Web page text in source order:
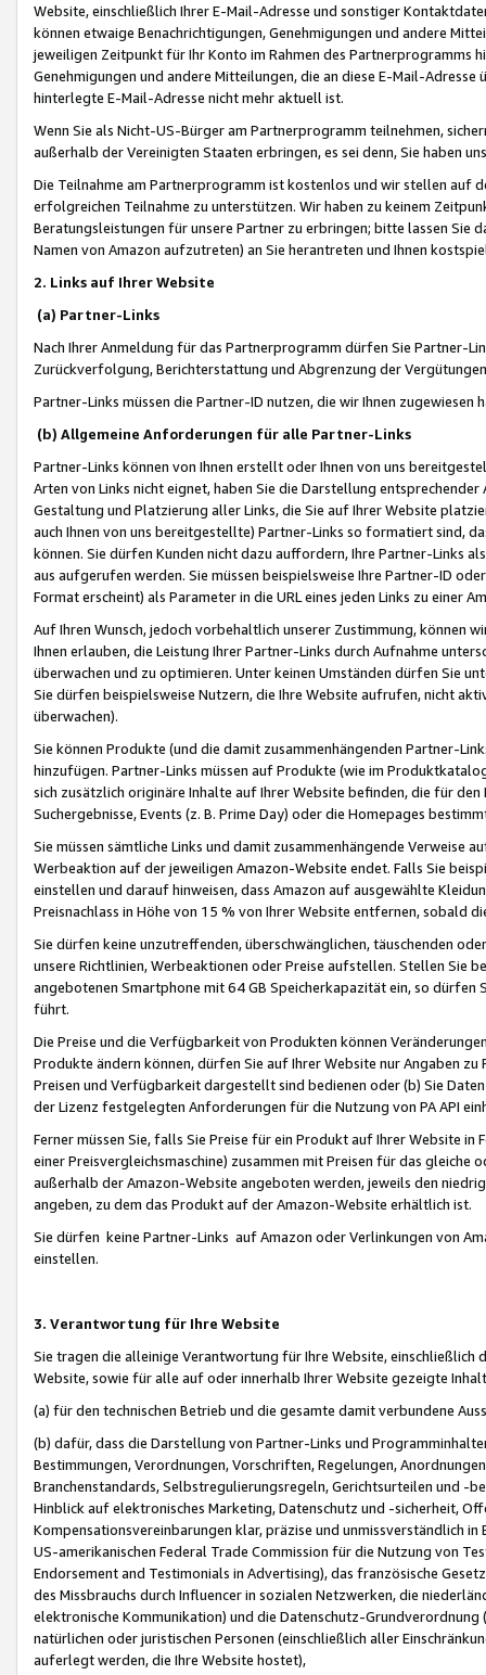
Website, einschließlich Ihrer E-Mail-Adresse und sonstiger
können etwaige Benachrichtigungen, Genehmigungen und andere
jeweiligen Zeitpunkt für Ihr Konto im Rahmen des Partnerprogramms
Genehmigungen und andere Mitteilungen, die an diese E-Mail-
hinterlegte E-Mail-Adresse nicht mehr aktuell ist.
Wenn Sie als Nicht-US-Bürger am Partnerprogramm teilnehmen,
außerhalb der Vereinigten Staaten erbringen, es sei denn, Sie haben
Die Teilnahme am Partnerprogramm ist kostenlos und wir stellen auf
erfolgreichen Teilnahme zu unterstützen. Wir haben zu keinem
Beratungsleistungen für unsere Partner zu erbringen; bitte lassen Sie
Namen von Amazon aufzutreten) an Sie herantreten und Ihnen
2. Links auf Ihrer Website
(a) Partner-Links
Nach Ihrer Anmeldung für das Partnerprogramm dürfen Sie Partner-
Zurückverfolgung, Berichterstattung und Abgrenzung der
Partner-Links müssen die Partner-ID nutzen, die wir Ihnen zugewiesen
(b) Allgemeine Anforderungen für alle Partner-Links
Partner-Links können von Ihnen erstellt oder Ihnen von uns
Arten von Links nicht eignet, haben Sie die Darstellung
Gestaltung und Platzierung aller Links, die Sie auf Ihrer Website
auch Ihnen von uns bereitgestellte) Partner-Links so formatiert sind,
können. Sie dürfen Kunden nicht dazu auffordern, Ihre Partner-Links
aus aufgerufen werden. Sie müssen beispielsweise Ihre Partner-ID
Format erscheint) als Parameter in die URL eines jeden Links zu einer
Auf Ihren Wunsch, jedoch vorbehaltlich unserer Zustimmung, können
Ihnen erlauben, die Leistung Ihrer Partner-Links durch Aufnahme
überwachen und zu optimieren. Unter keinen Umständen dürfen Sie
Sie dürfen beispielsweise Nutzern, die Ihre Website aufrufen, nicht
überwachen).
Sie können Produkte (und die damit zusammenhängenden Partner-
hinzufügen. Partner-Links müssen auf Produkte (wie im
sich zusätzlich originäre Inhalte auf Ihrer Website befinden, die für
Suchergebnisse, Events (z. B. Prime Day) oder die Homepages
Sie müssen sämtliche Links und damit zusammenhängende
Werbeaktion auf der jeweiligen Amazon-Website endet. Falls Sie
einstellen und darauf hinweisen, dass Amazon auf ausgewählte
Preisnachlass in Höhe von 15 % von Ihrer Website entfernen, sobald
Sie dürfen keine unzutreffenden, überschwänglichen, täuschenden
unsere Richtlinien, Werbeaktionen oder Preise aufstellen. Stellen Sie
angebotenen Smartphone mit 64 GB Speicherkapazität ein, so dürfen
führt.
Die Preise und die Verfügbarkeit von Produkten können
Produkte ändern können, dürfen Sie auf Ihrer Website nur Angaben
Preisen und Verfügbarkeit dargestellt sind bedienen oder (b) Sie
der Lizenz festgelegten Anforderungen für die Nutzung von PA API
Ferner müssen Sie, falls Sie Preise für ein Produkt auf Ihrer Website
einer Preisvergleichsmaschine) zusammen mit Preisen für das
außerhalb der Amazon-Website angeboten werden, jeweils den
angeben, zu dem das Produkt auf der Amazon-Website erhältlich ist.
Sie dürfen keine Partner-Links auf Amazon oder Verlinkungen von
einstellen.
3. Verantwortung für Ihre Website
Sie tragen die alleinige Verantwortung für Ihre Website,
Website, sowie für alle auf oder innerhalb Ihrer Website gezeigte
(a) für den technischen Betrieb und die gesamte damit verbundene
(b) dafür, dass die Darstellung von Partner-Links und
Bestimmungen, Verordnungen, Vorschriften, Regelungen,
Branchenstandards, Selbstregulierungsregeln, Gerichtsurteilen und -
Hinblick auf elektronisches Marketing, Datenschutz und -sicherheit,
Kompensationsvereinbarungen klar, präzise und unmissverständlich
US-amerikanischen Federal Trade Commission für die Nutzung von
Endorsement and Testimonials in Advertising), das französische
des Missbrauchs durch Influencer in sozialen Netzwerken, die
elektronische Kommunikation) und die Datenschutz-
natürlichen oder juristischen Personen (einschließlich aller
auferlegt werden, die Ihre Website hostet),